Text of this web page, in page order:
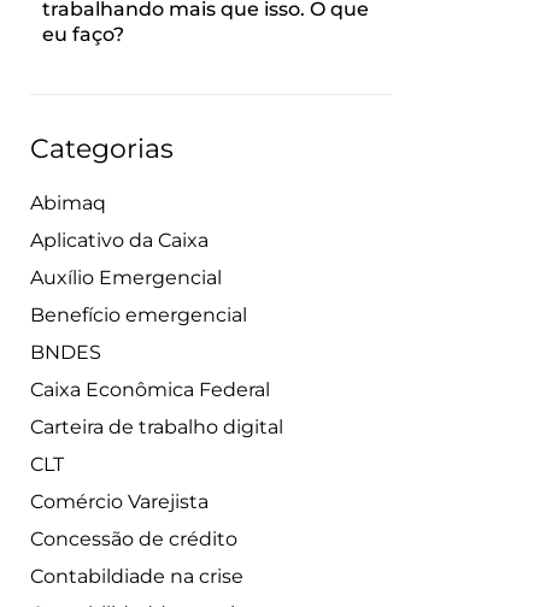
trabalhando mais que isso. O que
eu faço?
Categorias
Abimaq
Aplicativo da Caixa
Auxílio Emergencial
Benefício emergencial
BNDES
Caixa Econômica Federal
Carteira de trabalho digital
CLT
Comércio Varejista
Concessão de crédito
Contabildiade na crise